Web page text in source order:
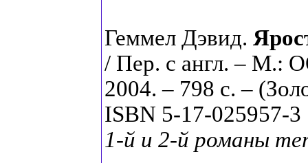
Геммел Дэвид.
/ Пер. с англ. –
2004. – 798 с. –
ISBN 5-17-025957-3
1-й и 2-й романы